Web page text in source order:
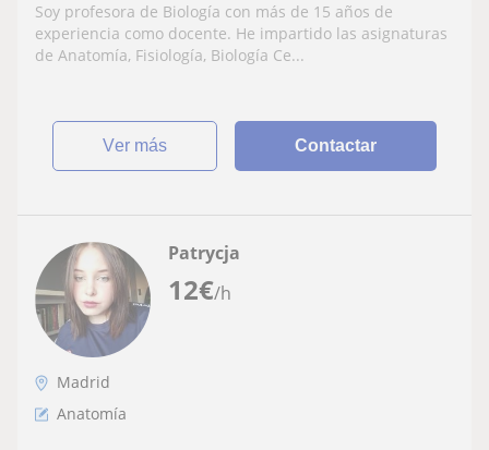
Soy profesora de Biología con más de 15 años de
experiencia como docente. He impartido las asignaturas
de Anatomía, Fisiología, Biología Ce...
ver más Contactar
12€/h
Patrycja
Madrid
Anatomía